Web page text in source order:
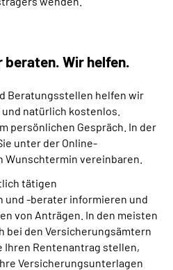
Wir helfen.
Beratungsstellen helfen wir
natürlich kostenlos.
persönlichen Gespräch. In der
unter der Online-
vereinbaren.
tätigen
-berater informieren und
von Anträgen. In den meisten
bei den Versicherungsämtern
Ihren Rentenantrag stellen,
Versicherungsunterlagen